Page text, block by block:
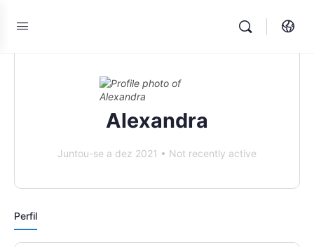
Alexandra
Juntou-se a dez 2021 • Not recently active
Perfil